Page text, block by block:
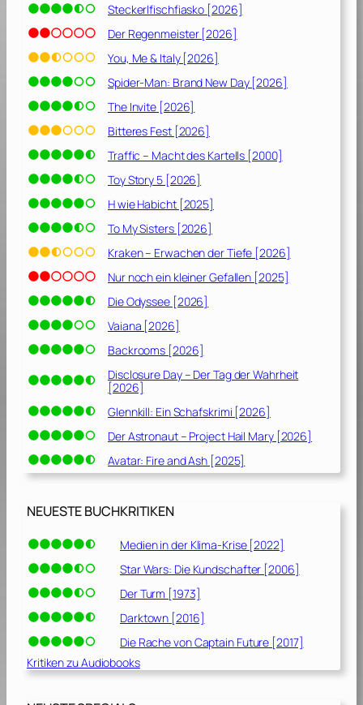
Steckerlfischfiasko [2026]
Der Regenmeister [2026]
You, Me & Italy [2026]
Spider-Man: Brand New Day [2026]
The Invite [2026]
Bitteres Fest [2026]
Traffic – Macht des Kartells [2000]
Toy Story 5 [2026]
H wie Habicht [2025]
To My Sisters [2026]
Kraken – Erwachen der Tiefe [2026]
Nur noch ein kleiner Gefallen [2025]
Die Odyssee [2026]
Vaiana [2026]
Backrooms [2026]
Disclosure Day – Der Tag der Wahrheit
[2026]
Glennkill: Ein Schafskrimi [2026]
Der Astronaut – Project Hail Mary [2026]
Avatar: Fire and Ash [2025]
NEUESTE BUCHKRITIKEN
Medien in der Klima-Krise [2022]
Star Wars: Die Kundschafter [2006]
Der Turm [1973]
Darktown [2016]
Die Rache von Captain Future [2017]
Kritiken zu Audiobooks